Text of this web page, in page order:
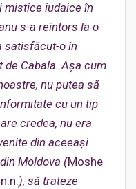
mistice iudaice în
s-a reîntors la o
satisfăcut-o în
Cabala. Așa cum
nu putea să
cu un tip
credea, nu era
din aceeași
Moldova (Moshe
), să trateze